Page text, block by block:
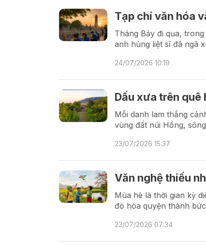
Tạp chí văn hóa
Tháng Bảy đi qua,
anh hùng liệt sĩ đã ngã
24/07/2026 10:19
Dấu xưa trên quê
Mỗi danh lam thắng
vùng đất núi Hồng,
23/07/2026 15:37
Văn nghệ thiếu
Mùa hè là thời gian kỳ
đỏ hòa quyện thành
23/07/2026 07:34